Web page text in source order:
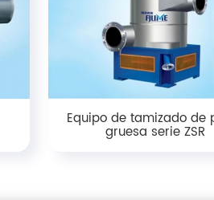
Equipo de tamizado de
gruesa serie ZSR